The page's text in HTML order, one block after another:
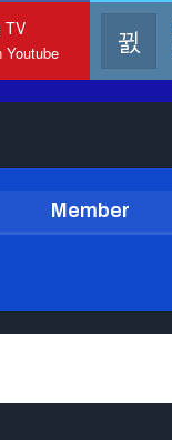
TV
Youtube
Member